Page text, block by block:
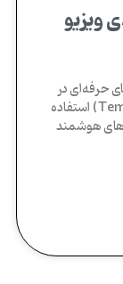
ویزیو
حرفه‌ای در
ویزیو، از همان ابتدا از قالب‌های آماده (Templates) استفاده
هوشمند